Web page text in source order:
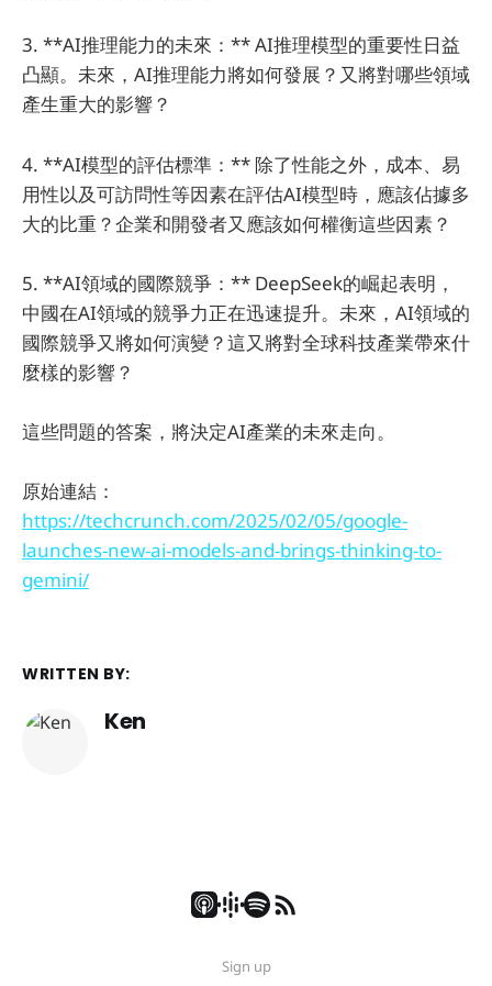
3. **AI推理能力的未來：** AI推理模型的重要性日益
凸顯。未來，AI推理能力將如何發展？又將對哪些領域
產生重大的影響？
4. **AI模型的評估標準：** 除了性能之外，成本、易
用性以及可訪問性等因素在評估AI模型時，應該佔據多
大的比重？企業和開發者又應該如何權衡這些因素？
5. **AI領域的國際競爭：** DeepSeek的崛起表明，
中國在AI領域的競爭力正在迅速提升。未來，AI領域的
國際競爭又將如何演變？這又將對全球科技產業帶來什
麼樣的影響？
這些問題的答案，將決定AI產業的未來走向。
原始連結：
https://techcrunch.com/2025/02/05/google-
launches-new-ai-models-and-brings-thinking-to-
gemini/
WRITTEN BY:
Ken
Sign up